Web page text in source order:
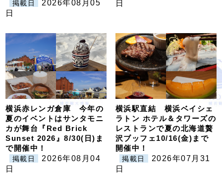
掲載日
2026年08月05
日
日
横浜赤レンガ倉庫 今年の
夏のイベントはサンタモニ
カが舞台『Red Brick
Sunset 2026』8/30(日)ま
で開催中！
掲載日
2026年08月04
日
横浜駅直結 横浜ベイシェ
ラトン ホテル＆タワーズの
レストランで夏の北海道贅
沢ブッフェ10/16(金)まで
開催中！
掲載日
2026年07月31
日